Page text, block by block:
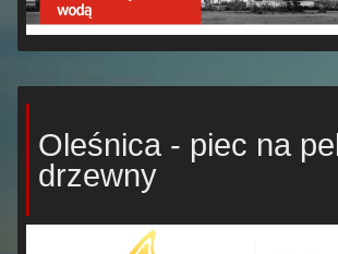
Oleśnica - piec na
drzewny